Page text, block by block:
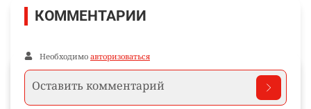
КОММЕНТАРИИ
Необходимо авторизоваться